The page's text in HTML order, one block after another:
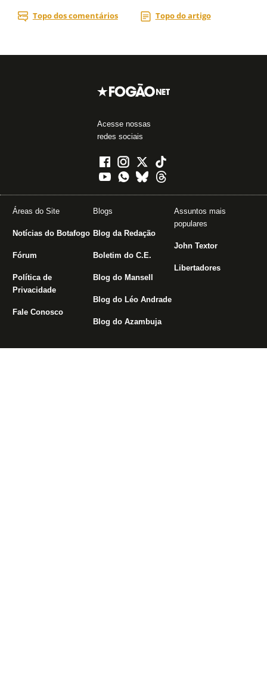
Acesse nossas
redes sociais
Áreas do Site
Notícias do Botafogo
Fórum
Política de
Privacidade
Fale Conosco
Blogs
Blog da Redação
Boletim do C.E.
Blog do Mansell
Blog do Léo Andrade
Blog do Azambuja
Assuntos mais
populares
John Textor
Libertadores